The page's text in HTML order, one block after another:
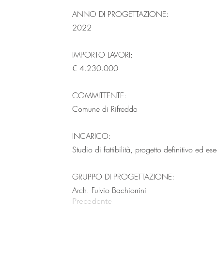
ANNO DI PROGETTAZIONE:
2022
IMPORTO LAVORI:
€ 4.230.000
COMMITTENTE:
Comune di Rifreddo
INCARICO:
Studio di fattibilità, progetto definitivo ed
GRUPPO DI PROGETTAZIONE:
Arch. Fulvio Bachiorrini
Precedente